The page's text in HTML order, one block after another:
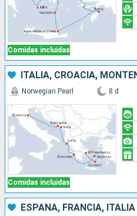
Comidas incluidas
Comidas incluidas
Norwegian Pearl 8 d
ESPAÑA, FRANCIA, ITALIA